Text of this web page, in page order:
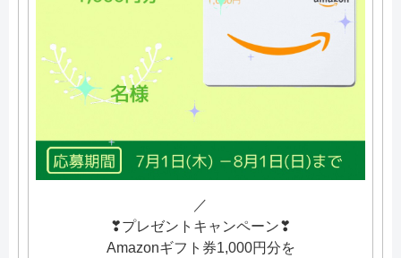
／
❣プレゼントキャンペーン❣
Amazonギフト券1,000円分を